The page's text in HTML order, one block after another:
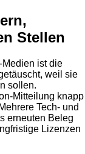
Stellen
Medien ist die
weil sie
sollen.
Mitteilung knapp
Tech- und
erneuten Beleg
Lizenzen